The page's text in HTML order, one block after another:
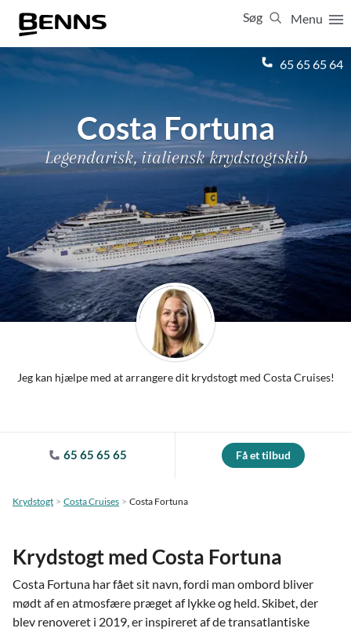
Menu
Søg
65 65 65 64
Costa Fortuna
Legendarisk, italiensk krydstogtskib
Jeg kan hjælpe med at arrangere dit krydstogt med Costa Cruises!
65 65 65 65 Få et tilbud
Krydstogt Costa Cruises Costa Fortuna
Krydstogt med Costa Fortuna
Costa Fortuna har fået sit navn, fordi man ombord bliver
mødt af en atmosfære præget af lykke og held. Skibet, der
blev renoveret i 2019, er inspireret af de transatlantiske
Luk
Vis resultater for:
Firma- og temarejser
Studierejser